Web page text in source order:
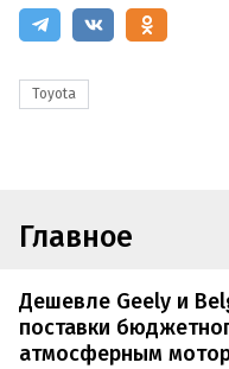
Toyota
Главное
Дешевле Geely и
поставки
атмосферным